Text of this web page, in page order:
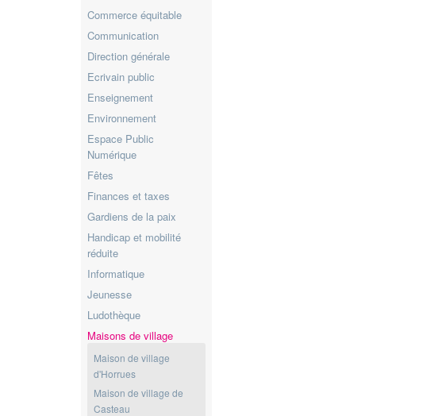
Commerce équitable
Communication
Direction générale
Ecrivain public
Enseignement
Environnement
Espace Public
Numérique
Fêtes
Finances et taxes
Gardiens de la paix
Handicap et mobilité
réduite
Informatique
Jeunesse
Ludothèque
Maisons de village
Maison de village
d'Horrues
Maison de village de
Casteau